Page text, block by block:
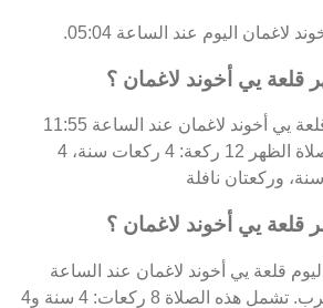
لاغمان اليوم عند الساعة 05:04.
قلعة يي أخوند لاغمان ؟
يبدأ وقت صلاة الظهر قلعة يي أخوند لاغمان عند الساعة 11:55
وينتهي 15:39. تشمل صلاة الظهر 12 ركعة: 4 ركعات سنة، 4
وركعتان نافلة
قلعة يي أخوند لاغمان ؟
قلعة يي أخوند لاغمان عند الساعة
15:39 وينتهي عند المغرب. تشمل هذه الصلاة 8 ركعات: 4 سنة و4